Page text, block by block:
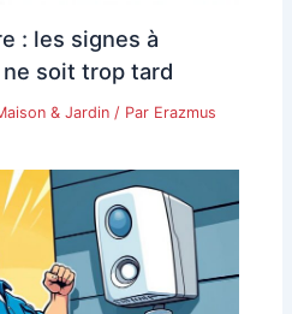
: les signes à
ne soit trop tard
& Jardin / Par Erazmus